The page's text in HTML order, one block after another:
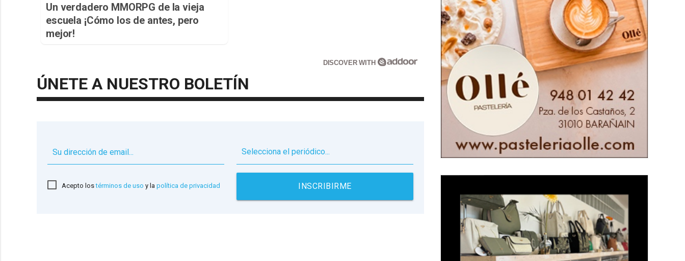
Un verdadero MMORPG de la vieja
escuela ¡Cómo los de antes, pero
mejor!
DISCOVER WITH
ÚNETE A NUESTRO BOLETÍN
Acepto lostérminos de uso y la política de privacidad INSCRIBIRME